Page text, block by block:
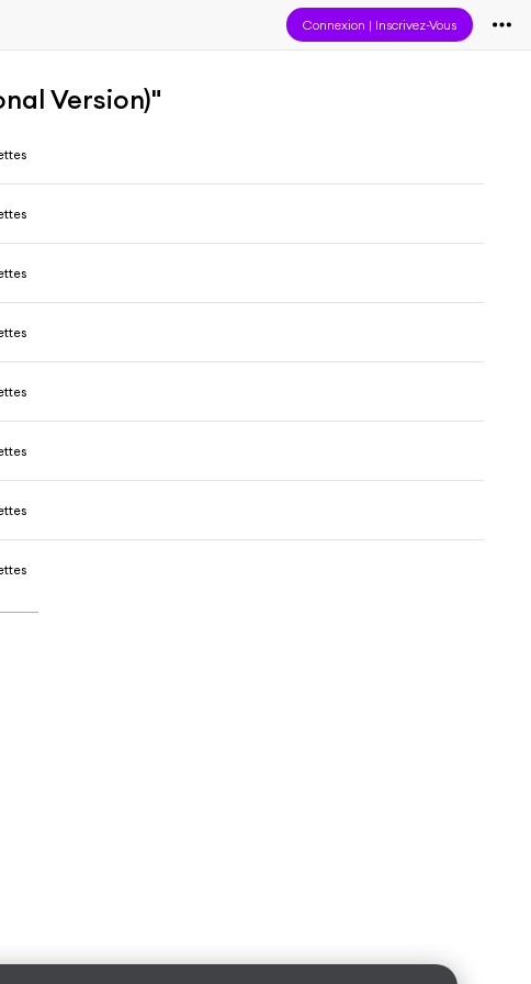
Connexion | Inscrivez-Vous
Version)"